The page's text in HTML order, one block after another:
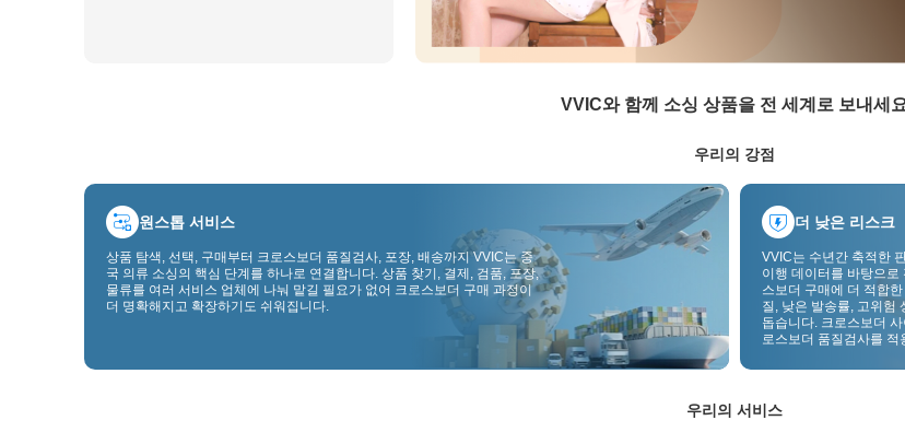
VVIC와 함께 소싱 상품을 전 세계로 보내세요
우리의 강점
원스톱 서비스
상품 탐색, 선택, 구매부터 크로스보더 품질검사, 포장, 배송까지 VVIC는 중
국 의류 소싱의 핵심 단계를 하나로 연결합니다. 상품 찾기, 결제, 검품, 포장,
물류를 여러 서비스 업체에 나눠 맡길 필요가 없어 크로스보더 구매 과정이
더 명확해지고 확장하기도 쉬워집니다.
더 낮은 리스크
VVIC는 수년간 축적한
이행 데이터를 바탕으로
스보더 구매에 더 적합
질, 낮은 발송률, 고위험
돕습니다. 크로스보더
로스보더 품질검사를 적
낮춥니다.
우리의 서비스